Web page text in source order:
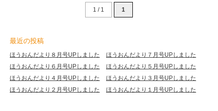
1 / 1 1
最近の投稿
ほうおんだより８月号UPしました
ほうおんだより７月号UPしました
ほうおんだより６月号UPしました
ほうおんだより５月号UPしました
ほうおんだより４月号UPしました
ほうおんだより３月号UPしました
ほうおんだより２月号UPしました
ほうおんだより１月号UPしました